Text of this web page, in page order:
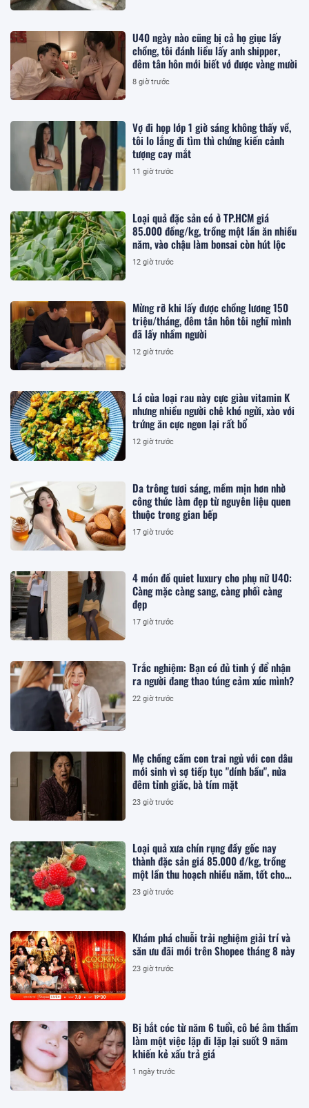
U40 ngày nào cũng bị cả họ giục lấy
chồng, tôi đánh liều lấy anh shipper,
đêm tân hôn mới biết vớ được vàng mười
8 giờ trước
Vợ đi họp lớp 1 giờ sáng không thấy về,
tôi lo lắng đi tìm thì chứng kiến cảnh
tượng cay mắt
11 giờ trước
Loại quả đặc sản có ở TP.HCM giá
85.000 đồng/kg, trồng một lần ăn nhiều
năm, vào chậu làm bonsai còn hút lộc
12 giờ trước
Mừng rỡ khi lấy được chồng lương 150
triệu/tháng, đêm tân hôn tôi nghĩ mình
đã lấy nhầm người
12 giờ trước
Lá của loại rau này cực giàu vitamin K
nhưng nhiều người chê khó ngửi, xào với
trứng ăn cực ngon lại rất bổ
12 giờ trước
Da trông tươi sáng, mềm mịn hơn nhờ
công thức làm đẹp từ nguyên liệu quen
thuộc trong gian bếp
17 giờ trước
4 món đồ quiet luxury cho phụ nữ U40:
Càng mặc càng sang, càng phối càng
đẹp
17 giờ trước
Trắc nghiệm: Bạn có đủ tinh ý để nhận
ra người đang thao túng cảm xúc mình?
22 giờ trước
Mẹ chồng cấm con trai ngủ với con dâu
mới sinh vì sợ tiếp tục "dính bầu", nửa
đêm tỉnh giấc, bà tím mặt
23 giờ trước
Loại quả xưa chín rụng đầy gốc nay
thành đặc sản giá 85.000 đ/kg, trồng
một lần thu hoạch nhiều năm, tốt cho
sức khỏe
23 giờ trước
Khám phá chuỗi trải nghiệm giải trí và
săn ưu đãi mới trên Shopee tháng 8 này
23 giờ trước
Bị bắt cóc từ năm 6 tuổi, cô bé âm thầm
làm một việc lặp đi lặp lại suốt 9 năm
khiến kẻ xấu trả giá
1 ngày trước